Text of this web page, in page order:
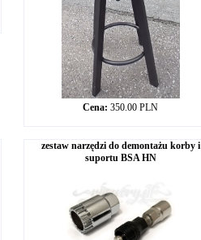
Cena: 350.00 PLN
zestaw narzędzi do demontażu korby i
suportu BSA HN